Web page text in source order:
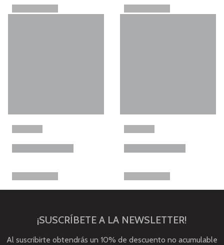
¡SUSCRÍBETE A LA NEWSLETTER!
Al suscribirte obtendrás un 10% de descuento no acumulable